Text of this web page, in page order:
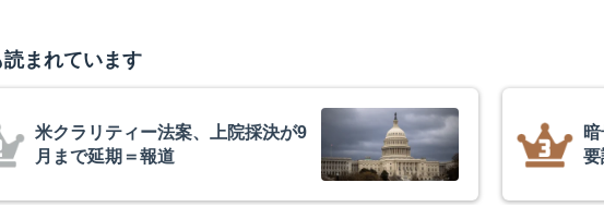
まれています
を
暗号資産交換業者に出庫制限強化を
要請、詐欺被害防止へ 金融庁と警